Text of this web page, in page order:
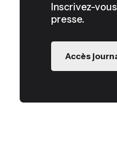
Inscrivez-
presse.
Accès